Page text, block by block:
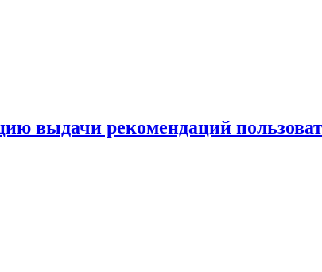
выдачи рекомендаций